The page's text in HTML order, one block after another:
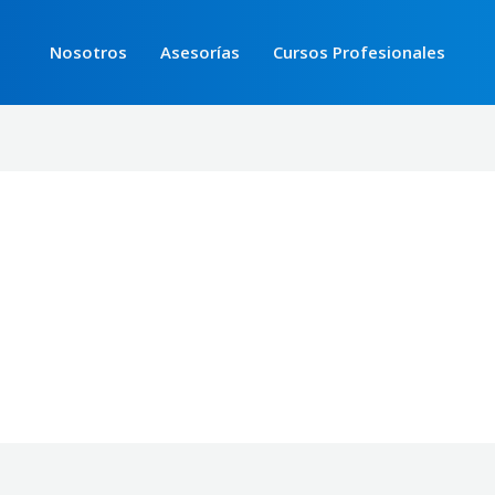
Nosotros Asesorías Cursos Profesionales